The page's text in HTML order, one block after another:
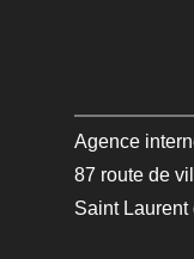
Agence
87 route de
Saint Laurent